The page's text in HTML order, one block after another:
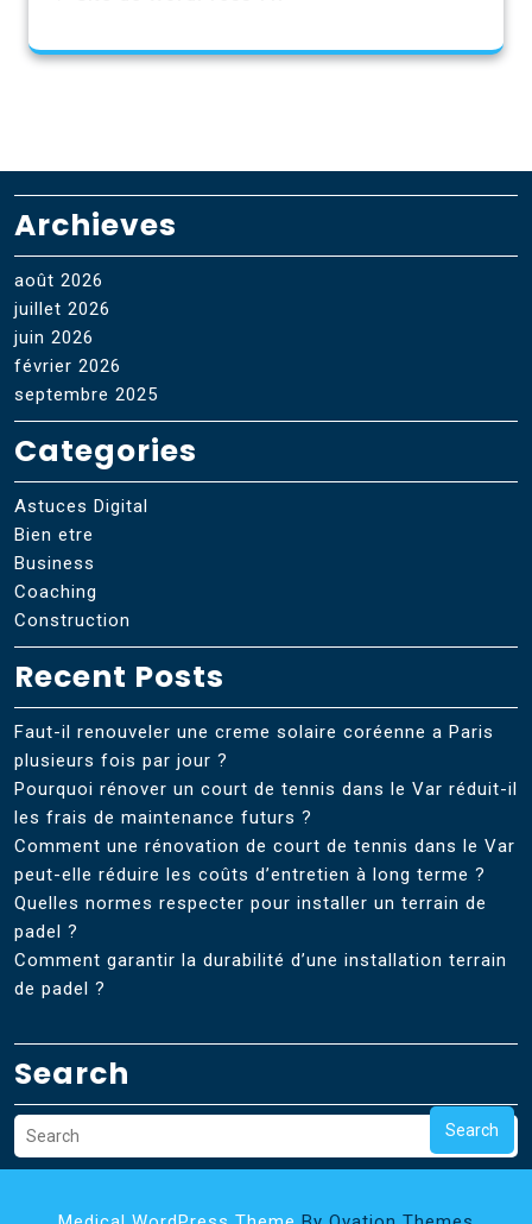
Archieves
août 2026
juillet 2026
juin 2026
février 2026
septembre 2025
Categories
Astuces Digital
Bien etre
Business
Coaching
Construction
Recent Posts
Faut-il renouveler une creme solaire coréenne a Paris
plusieurs fois par jour ?
Pourquoi rénover un court de tennis dans le Var réduit-il
les frais de maintenance futurs ?
Comment une rénovation de court de tennis dans le Var
peut-elle réduire les coûts d’entretien à long terme ?
Quelles normes respecter pour installer un terrain de
padel ?
Comment garantir la durabilité d’une installation terrain
de padel ?
Search
Search